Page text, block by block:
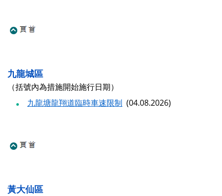
九龍城區
（括號內為措施開始施行日期）
九龍塘龍翔道臨時車速限制 (04.08.2026)
黃大仙區